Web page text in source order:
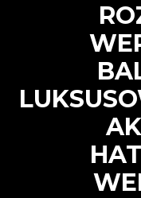
HAT